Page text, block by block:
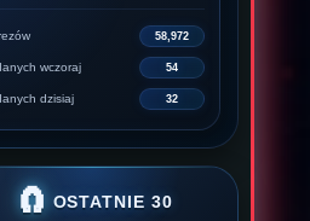
58,972
wczoraj 54
dzisiaj 32
🧲 OSTATNIE 30